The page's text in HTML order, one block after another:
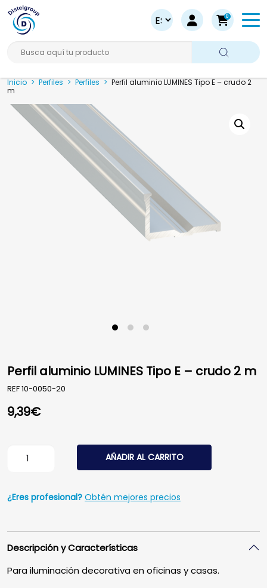
0
Busca aquí tu producto
Inicio > Perfiles > Perfiles > Perfil aluminio LUMINES Tipo E – crudo 2
m
Perfil aluminio LUMINES Tipo E – crudo 2 m
REF10-0050-20
9,39€
Perfil aluminio LUMINES Tipo E - crudo 2 m cantidad
AÑADIR AL CARRITO
¿Eres profesional? Obtén mejores precios
Descripción y Características
Para iluminación decorativa en oficinas y casas.